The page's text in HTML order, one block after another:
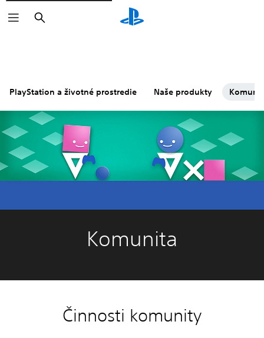
Vyhľadať
PlayStation a životné prostredie Naše produkty
Komunita
Činnosti komunity